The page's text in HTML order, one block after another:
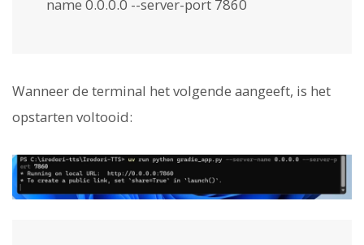
name 0.0.0.0 --server-port 7860
Wanneer de terminal het volgende aangeeft, is het
opstarten voltooid: